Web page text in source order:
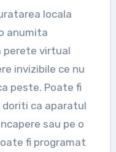
locala
anumita
virtual
invizibile ce nu
peste. Poate fi
ca aparatul
sau pe o
fi programat